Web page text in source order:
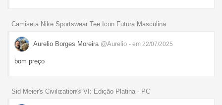
Camiseta Nike Sportswear Tee Icon Futura Masculina
Aurelio Borges Moreira @Aurelio - em 22/07/2025
bom preço
Sid Meier's Civilization® VI: Edição Platina - PC